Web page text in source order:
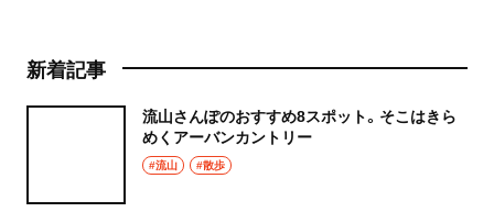
新着記事
流山さんぽのおすすめ8スポット。そこはきら
めくアーバンカントリー
#流山 #散歩